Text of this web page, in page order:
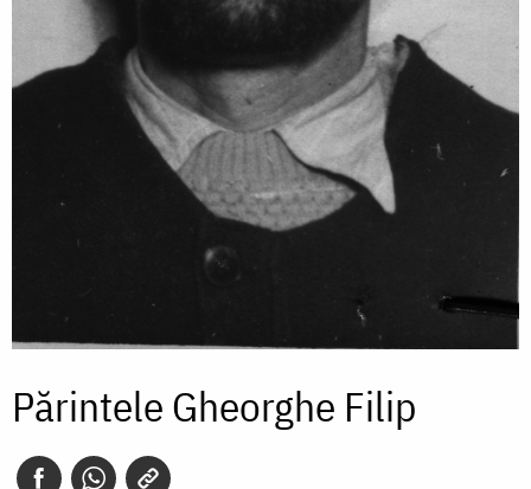
Părintele Gheorghe Filip